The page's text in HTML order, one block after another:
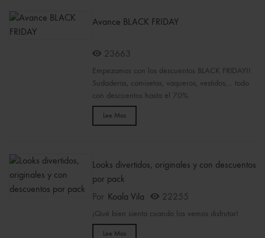
Avance BLACK FRIDAY
23663
Empezamos con los descuentos BLACK FRIDAY!!
Sudaderas, camisetas, vaqueros, vestidos,... todo
con descuentos hasta el 70%
Lee Mas
Looks divertidos, originales y con descuentos
por pack
Por
Koala Vila 22255
¡Qué bien sienta cuando los vemos disfrutar!
Lee Mas